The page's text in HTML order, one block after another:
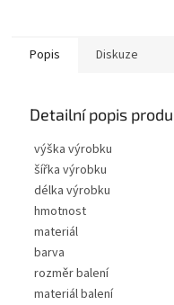
Popis Diskuze
Detailní popis
výška výrobku
šířka výrobku
délka výrobku
hmotnost
materiál
barva
rozměr balení
materiál balení